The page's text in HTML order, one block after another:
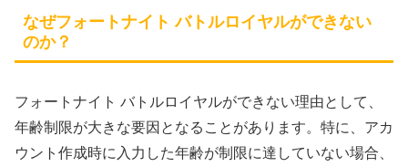
なぜフォートナイト バトルロイヤルができない
のか？
フォートナイト バトルロイヤルができない理由として、
年齢制限が大きな要因となることがあります。特に、アカ
ウント作成時に入力した年齢が制限に達していない場合、